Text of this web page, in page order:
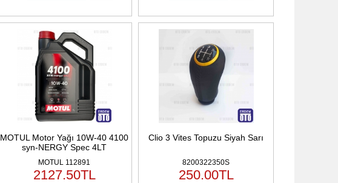
MOTUL Motor Yağı 10W-40 4100
syn-NERGY Spec 4LT
MOTUL 112891
2127.50TL
Clio 3 Vites Topuzu Siyah Sarı
8200322350S
250.00TL